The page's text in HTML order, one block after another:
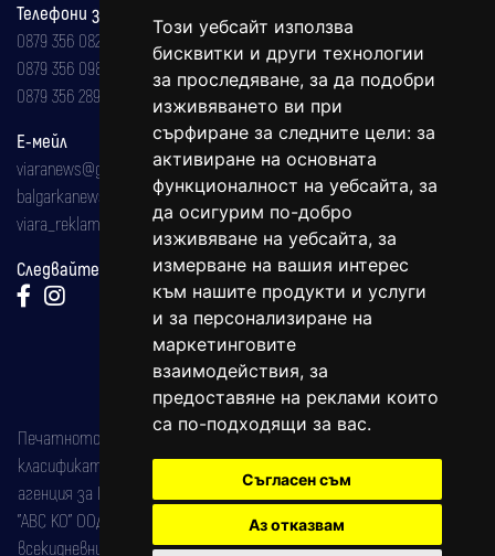
Този уебсайт използва
бисквитки и други технологии
за проследяване, за да подобри
изживяването ви при
сърфиране за следните цели: за
активиране на основната
функционалност на уебсайта, за
да осигурим по-добро
изживяване на уебсайта, за
измерване на вашия интерес
към нашите продукти и услуги
и за персонализиране на
маркетинговите
взаимодействия, за
предоставяне на реклами които
са по-подходящи за вас.
Съгласен съм
Аз отказвам
Телефони за реклама и абонаменти
0879 356 082
0879 356 098
0879 356 289
Е-мейл
viaranews@gmail.com
balgarkanews@gmail.com
viara_reklama@mail.bg
Следвайте ни:
Печатното издание на вестника е регистрирано в националния
класификатор на печатните издания (Българска национална
агенция за ISSN) под номер: ISSN 1312-4722.
"АВС КО" ООД е притежател на марката: Вяра информационен
всекидневник на югозападна България, със свидетелство за марка